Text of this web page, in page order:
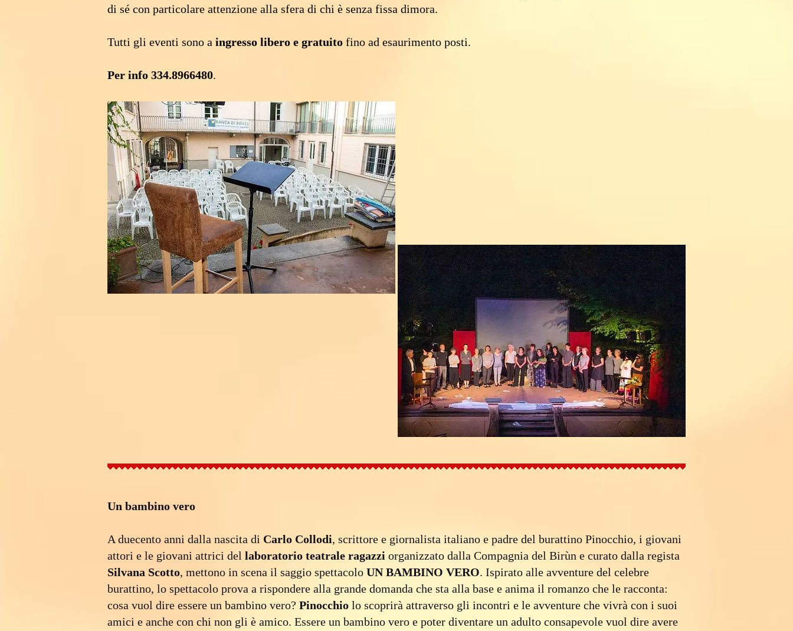
di sé con particolare attenzione alla sfera di chi è senza fissa dimora.
Tutti gli eventi sono a ingresso libero e gratuito fino ad esaurimento posti.
Per info 334.8966480.
Un bambino vero
A duecento anni dalla nascita di Carlo Collodi, scrittore e giornalista italiano e padre del burattino Pinocchio, i giovani
attori e le giovani attrici del laboratorio teatrale ragazzi organizzato dalla Compagnia del Birùn e curato dalla regista
Silvana Scotto, mettono in scena il saggio spettacolo UN BAMBINO VERO. Ispirato alle avventure del celebre
burattino, lo spettacolo prova a rispondere alla grande domanda che sta alla base e anima il romanzo che le racconta:
cosa vuol dire essere un bambino vero? Pinocchio lo scoprirà attraverso gli incontri e le avventure che vivrà con i suoi
amici e anche con chi non gli è amico. Essere un bambino vero e poter diventare un adulto consapevole vuol dire avere